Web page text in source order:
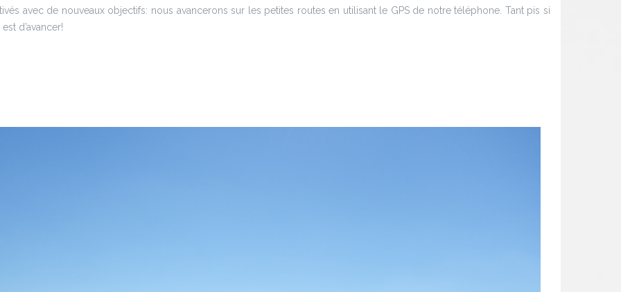
avec de nouveaux objectifs: nous avancerons sur les petites routes en utilisant le GPS de notre téléphone. Tant pis si
d’avancer!